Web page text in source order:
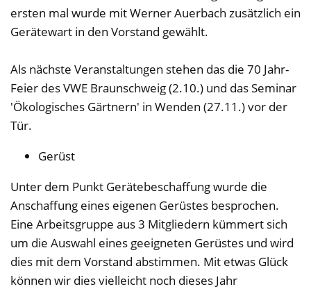
ersten mal wurde mit Werner Auerbach zusätzlich ein
Gerätewart in den Vorstand gewählt.
Als nächste Veranstaltungen stehen das die 70 Jahr-
Feier des VWE Braunschweig (2.10.) und das Seminar
'Ökologisches Gärtnern' in Wenden (27.11.) vor der
Tür.
Gerüst
Unter dem Punkt Gerätebeschaffung wurde die
Anschaffung eines eigenen Gerüstes besprochen.
Eine Arbeitsgruppe aus 3 Mitgliedern kümmert sich
um die Auswahl eines geeigneten Gerüstes und wird
dies mit dem Vorstand abstimmen. Mit etwas Glück
können wir dies vielleicht noch dieses Jahr